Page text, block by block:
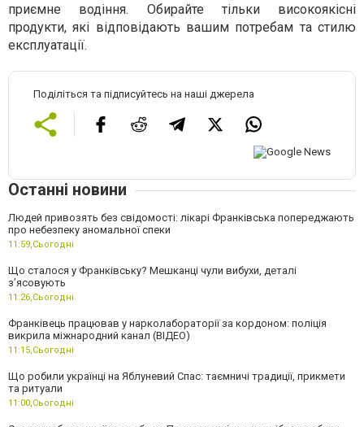
приємне водіння. Обирайте тільки високоякісні
продукти, які відповідають вашим потребам та стилю
експлуатації.
Поділіться та підписуйтесь на наші джерела
Останні новини
Людей привозять без свідомості: лікарі Франківська попереджають
про небезпеку аномальної спеки
11:59, Сьогодні
Що сталося у Франківську? Мешканці чули вибухи, деталі
з’ясовують
11:26, Сьогодні
Франківець працював у нарколабораторії за кордоном: поліція
викрила міжнародний канал (ВІДЕО)
11:15, Сьогодні
Що робили українці на Яблуневий Спас: таємничі традиції, прикмети
та ритуали
11:00, Сьогодні